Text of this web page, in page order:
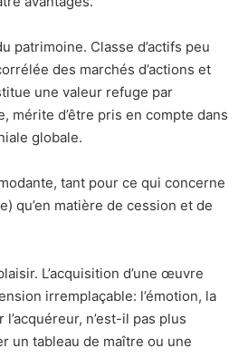
patrimoine. Classe d’actifs peu
des marchés d’actions et
une valeur refuge par
mérite d’être pris en compte dans
globale.
tant pour ce qui concerne
qu’en matière de cession et de
L’acquisition d’une œuvre
irremplaçable: l’émotion, la
n’est-il pas plus
un tableau de maître ou une